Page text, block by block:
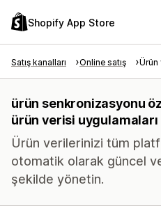
Shopify App Store
Satış kanalları Online satış Ürün
ürün senkronizasyonu
ürün verisi uygulamaları
Ürün verilerinizi tüm
otomatik olarak güncel
şekilde yönetin.